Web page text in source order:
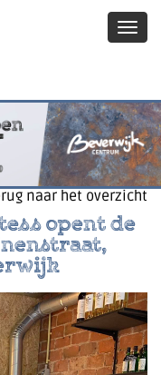
naar het overzicht
opent de